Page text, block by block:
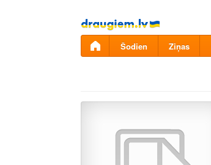
Pāriet
uz
saturu
Šodien Ziņas